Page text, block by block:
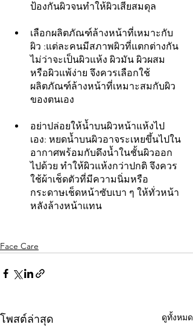
ป้องกันผิวจนทำให้ผิวเสียสมดุล
เลือกผลิตภัณฑ์ล้างหน้าที่เหมาะกับ
ผิว :แต่ละคนมีสภาพผิวที่แตกต่างกัน
ไม่ว่าจะเป็นผิวแห้ง ผิวมัน ผิวผสม
หรือผิวแพ้ง่าย จึงควรเลือกใช้
ผลิตภัณฑ์ล้างหน้าที่เหมาะสมกับผิว
ของตนเอง
อย่าปล่อยให้น้ำบนผิวหน้าแห้งไป
เอง: หยดน้ำบนผิวอาจระเหยขึ้นไปใน
อากาศพร้อมกับดึงน้ำในชั้นผิวออก
ไปด้วย ทำให้ผิวแห้งกว่าปกติ จึงควร
ใช้ผ้าเช็ดตัวที่มีความนิ่มหรือ
กระดาษเช็ดหน้าซับเบา ๆ ให้ทั่วหน้า
หลังล้างหน้าแทน
Face Care
โพสต์ล่าสุด ดูทั้งหมด